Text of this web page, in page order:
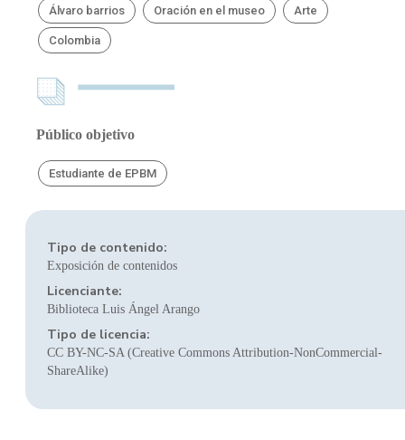
Álvaro barrios Oración en el museo Arte
Colombia
Público objetivo
Estudiante de EPBM
Tipo de contenido:
Exposición de contenidos
Licenciante:
Biblioteca Luis Ángel Arango
Tipo de licencia:
CC BY-NC-SA (Creative Commons Attribution-NonCommercial-
ShareAlike)